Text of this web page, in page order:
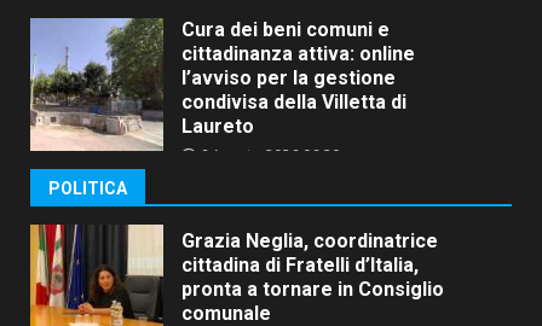
Cura dei beni comuni e
cittadinanza attiva: online
l’avviso per la gestione
condivisa della Villetta di
Laureto
6 Agosto 2026 06:20
POLITICA
Grazia Neglia, coordinatrice
cittadina di Fratelli d’Italia,
pronta a tornare in Consiglio
comunale